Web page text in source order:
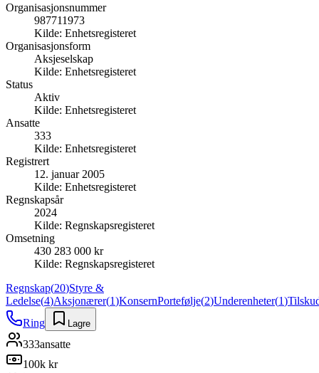
Organisasjonsnummer
987711973
Kilde: Enhetsregisteret
Organisasjonsform
Aksjeselskap
Kilde: Enhetsregisteret
Status
Aktiv
Kilde: Enhetsregisteret
Ansatte
333
Kilde: Enhetsregisteret
Registrert
12. januar 2005
Kilde: Enhetsregisteret
Regnskapsår
2024
Kilde: Regnskapsregisteret
Omsetning
430 283 000 kr
Kilde: Regnskapsregisteret
Regnskap(20)Styre &
Ledelse(4)Aksjonærer(1)KonsernPortefølje(2)Underenheter(1)
Ring
Lagre
333ansatte
100k kr